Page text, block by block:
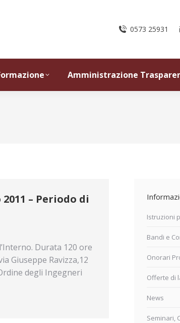
0573 25931
Amministrazione
– Periodo di
Durata 120 ore
Giuseppe Ravizza,12
degli Ingegneri
Istruzioni
Bandi e
Onorari
Offerte di
News
Seminari,